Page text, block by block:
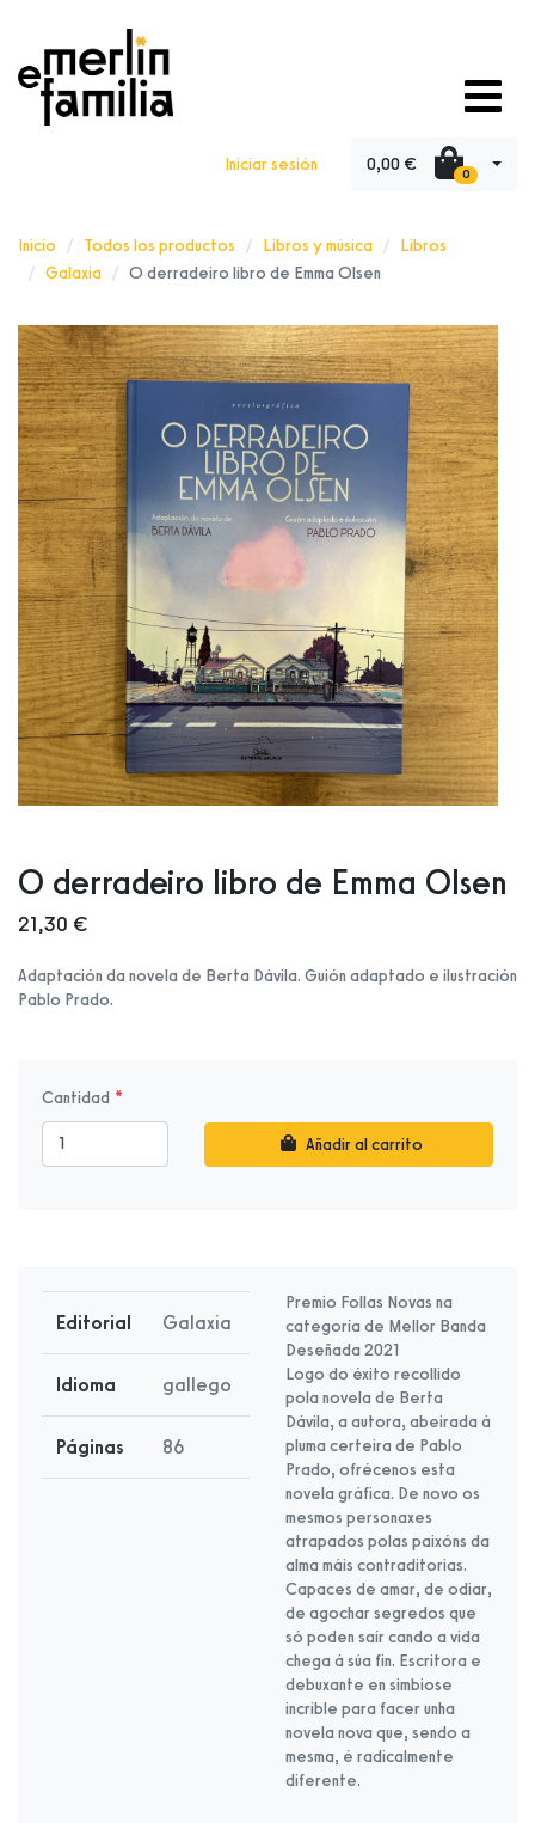
Iniciar sesión 0,00 € 0
Inicio Todos los productos Libros y música
Libros
Galaxia
O derradeiro libro de Emma Olsen
O derradeiro libro de Emma Olsen
21,30 €
Adaptación da novela de Berta Dávila. Guión adaptado e ilustración
Pablo Prado.
Cantidad
Añadir al carrito
Editorial Galaxia
Idioma gallego
Páginas 86
Premio Follas Novas na
categoría de Mellor Banda
Deseñada 2021
Logo do éxito recollido
pola novela de Berta
Dávila, a autora, abeirada á
pluma certeira de Pablo
Prado, ofrécenos esta
novela gráfica. De novo os
mesmos personaxes
atrapados polas paixóns da
alma máis contraditorias.
Capaces de amar, de odiar,
de agochar segredos que
só poden saír cando a vida
chega á súa fin. Escritora e
debuxante en simbiose
incrible para facer unha
novela nova que, sendo a
mesma, é radicalmente
diferente.